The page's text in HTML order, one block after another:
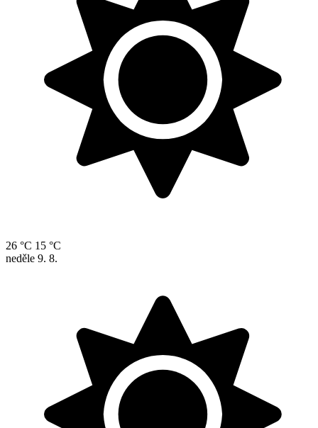
26 °C 15 °C
neděle 9. 8.